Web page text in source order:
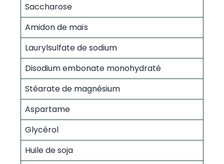
Saccharose
Amidon de maïs
Laurylsulfate de sodium
Disodium embonate monohydraté
Stéarate de magnésium
Aspartame
Glycérol
Huile de soja